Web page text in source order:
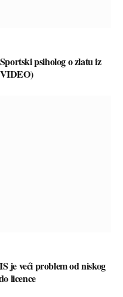
psiholog o zlatu iz
je veći problem od niskog
licence